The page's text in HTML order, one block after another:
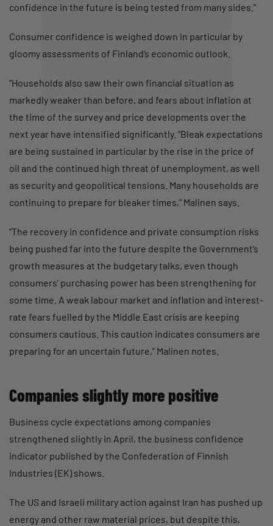
confidence in the future is being tested from many sides.”
Consumer confidence is weighed down in particular by
gloomy assessments of Finland’s economic outlook.
“Households also saw their own financial situation as
markedly weaker than before, and fears about inflation at
the time of the survey and price developments over the
next year have intensified significantly. “Bleak expectations
are being sustained in particular by the rise in the price of
oil and the continued high threat of unemployment, as well
as security and geopolitical tensions. Many households are
continuing to prepare for bleaker times,” Malinen says.
“The recovery in confidence and private consumption risks
being pushed far into the future despite the Government’s
growth measures at the budgetary talks, even though
consumers’ purchasing power has been strengthening for
some time. A weak labour market and inflation and interest-
rate fears fuelled by the Middle East crisis are keeping
consumers cautious. This caution indicates consumers are
preparing for an uncertain future,” Malinen notes.
Companies slightly more positive
Business cycle expectations among companies
strengthened slightly in April, the business confidence
indicator published by the Confederation of Finnish
Industries (EK) shows.
The US and Israeli military action against Iran has pushed up
energy and other raw material prices, but despite this,